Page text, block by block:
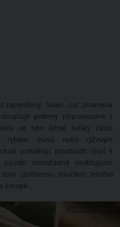
japonštiny. Slovo „su“ znamená
pokrmy připravované s
se tyto lehké saláty často
masu nebo rýžovým
pomáhají povzbudit chuť k
mimořádně osvěžujícím
oblíbenou součástí letního
Evropě.